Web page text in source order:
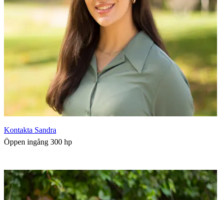
Kontakta Sandra
Öppen ingång 300 hp